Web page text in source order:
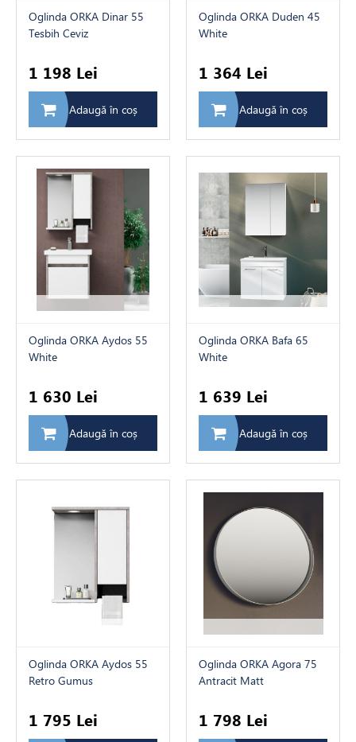
Oglinda ORKA Dinar 55
Tesbih Ceviz
1 198 Lei
Adaugă în coș
Oglinda ORKA Duden 45
White
1 364 Lei
Adaugă în coș
Oglinda ORKA Aydos 55
White
1 630 Lei
Adaugă în coș
Oglinda ORKA Bafa 65
White
1 639 Lei
Adaugă în coș
Oglinda ORKA Aydos 55
Retro Gumus
1 795 Lei
Oglinda ORKA Agora 75
Antracit Matt
1 798 Lei